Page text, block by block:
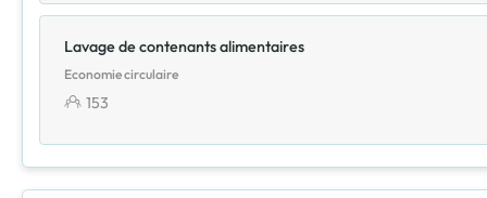
Lavage de contenants alimentaires
Economie circulaire
153